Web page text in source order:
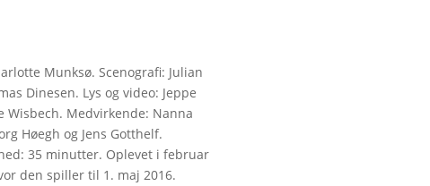
Munksø. Scenografi: Julian
Dinesen. Lys og video: Jeppe
Wisbech. Medvirkende: Nanna
Høegh og Jens Gotthelf.
35 minutter. Oplevet i februar
den spiller til 1. maj 2016.